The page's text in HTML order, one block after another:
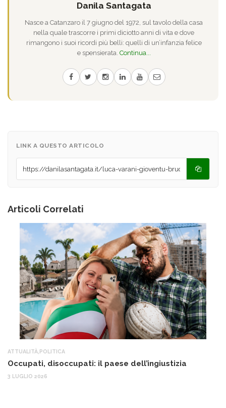
Danila Santagata
Nasce a Catanzaro il 7 giugno del 1972, sul tavolo della casa
nella quale trascorre i primi diciotto anni di vita e dove
rimangono i suoi ricordi più belli: quelli di un’infanzia felice
e spensierata. Continua...
LINK A QUESTO ARTICOLO
Articoli Correlati
ATTUALITÀ POLITICA
Occupati, disoccupati: il paese dell’ingiustizia
3 LUGLIO 2026